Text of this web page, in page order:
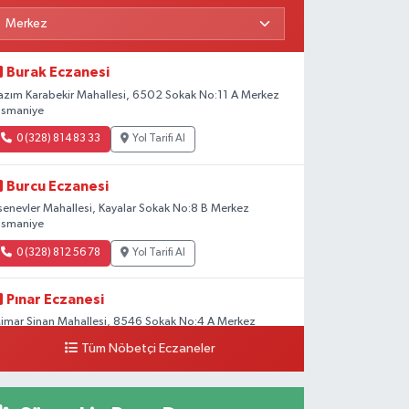
Burak Eczanesi
Karabekir Mahallesi, 6502 Sokak No:11 A Merkez
0 (328) 814 83 33 Yol Tarifi Al
Burcu Eczanesi
Mahallesi, Kayalar Sokak No:8 B Merkez
0 (328) 812 56 78 Yol Tarifi Al
Pınar Eczanesi
Sinan Mahallesi, 8546 Sokak No:4 A Merkez
Tüm Nöbetçi Eczaneler